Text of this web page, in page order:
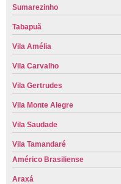
Sumarezinho
Tabapuã
Vila Amélia
Vila Carvalho
Vila Gertrudes
Vila Monte Alegre
Vila Saudade
Vila Tamandaré
Américo Brasiliense
Araxá